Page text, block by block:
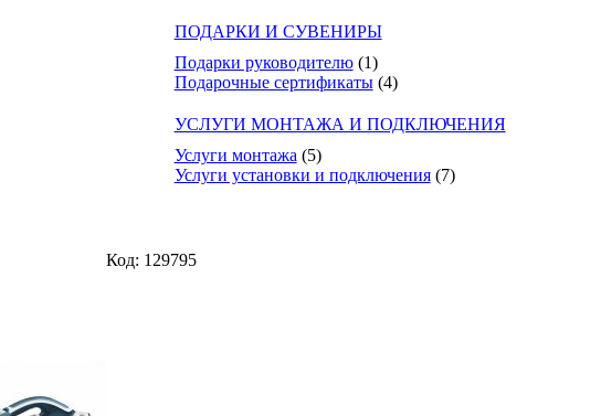
ПОДАРКИ И СУВЕНИРЫ
Подарки руководителю (1)
Подарочные сертификаты (4)
УСЛУГИ МОНТАЖА И ПОДКЛЮЧЕНИЯ
Услуги монтажа (5)
Услуги установки и подключения (7)
Код: 129795